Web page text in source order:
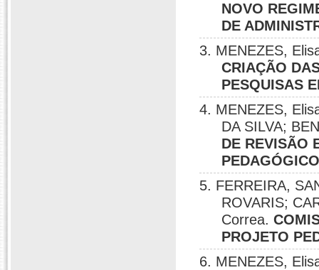
NOVO
DE
3. MENEZES,
CRIAÇÃO
PESQUISAS
4. MENEZES,
DA SILVA;
DE REVISÃO
5. FERREIRA,
ROVARIS;
Correa.
PROJETO
6. MENEZES,